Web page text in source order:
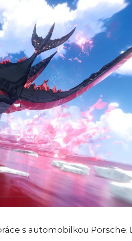
s automobilkou Porsche.